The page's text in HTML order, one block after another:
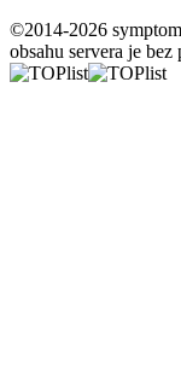
©2014-2026
obsahu servera je bez